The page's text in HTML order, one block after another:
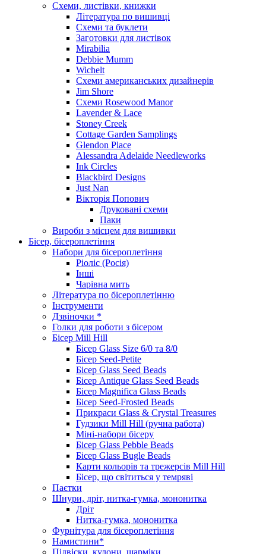
Схеми, листівки, книжки
Література по вишивці
Схеми та буклети
Заготовки для листівок
Mirabilia
Debbie Mumm
Wichelt
Схеми американських дизайнерів
Jim Shore
Cхеми Rosewood Manor
Lavender & Lace
Stoney Creek
Cottage Garden Samplings
Glendon Place
Alessandra Adelaide Needleworks
Ink Circles
Blackbird Designs
Just Nan
Вікторія Попович
Друковані схеми
Паки
Вироби з місцем для вишивки
Бісер, бісероплетіння
Набори для бісероплетіння
Ріоліс (Росія)
Інші
Чарівна мить
Література по бісероплетінню
Інструменти
Дзвіночки *
Голки для роботи з бісером
Бісер Mill Hill
Бісер Glass Size 6/0 та 8/0
Бісер Seed-Petite
Бісер Glass Seed Beads
Бісер Antique Glass Seed Beads
Бісер Magnifica Glass Beads
Бісер Seed-Frosted Beads
Прикраси Glass & Crystal Treasures
Гудзики Mill Hill (ручна работа)
Міні-набори бісеру
Бісер Glass Pebble Beads
Бісер Glass Bugle Beads
Карти кольорів та трежерсів Mill Hill
Бісер, що світиться у темряві
Паєтки
Шнури, дріт, нитка-гумка, мононитка
Дріт
Нитка-гумка, мононитка
Фурнітура для бісероплетіння
Намистини*
Підвіски, кулони, шарміки